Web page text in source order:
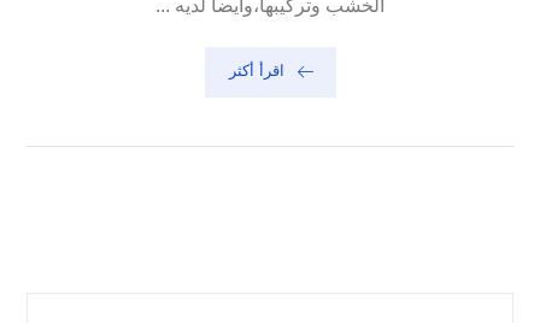
الخشب وتركيبها،وايضا لديه ...
اقرأ أكثر